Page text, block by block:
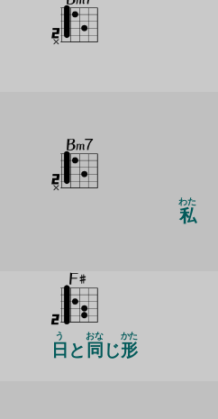
私
わた
日
う
と 同
おな
じ形
かた